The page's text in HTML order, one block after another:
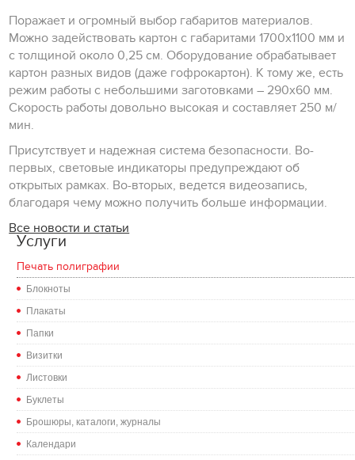
Поражает и огромный выбор габаритов материалов.
Можно задействовать картон с габаритами 1700х1100 мм и
с толщиной около 0,25 см. Оборудование обрабатывает
картон разных видов (даже гофрокартон). К тому же, есть
режим работы с небольшими заготовками – 290х60 мм.
Скорость работы довольно высокая и составляет 250 м/
мин.
Присутствует и надежная система безопасности. Во-
первых, световые индикаторы предупреждают об
открытых рамках. Во-вторых, ведется видеозапись,
благодаря чему можно получить больше информации.
Все новости и статьи
Услуги
Печать полиграфии
Блокноты
Плакаты
Папки
Визитки
Листовки
Буклеты
Брошюры, каталоги, журналы
Календари